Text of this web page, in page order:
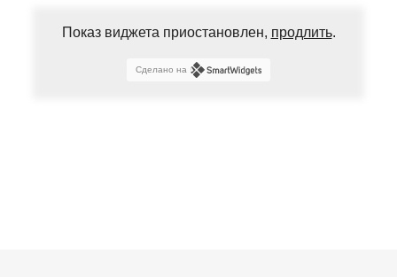
Показ виджета приостановлен, продлить.
Сделано на